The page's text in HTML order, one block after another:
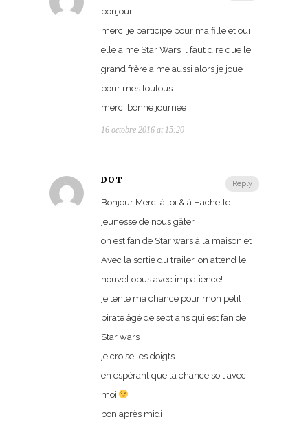
bonjour
merci je participe pour ma fille et oui
elle aime Star Wars il faut dire que le
grand frère aime aussi alors je joue
pour mes loulous
merci bonne journée
16 octobre 2016 at 15:20
Reply
DOT
Bonjour Merci à toi & à Hachette
jeunesse de nous gâter
on est fan de Star wars à la maison et
Avec la sortie du trailer, on attend le
nouvel opus avec impatience!
je tente ma chance pour mon petit
pirate âgé de sept ans qui est fan de
Star wars
je croise les doigts
en espérant que la chance soit avec
moi
bon après midi